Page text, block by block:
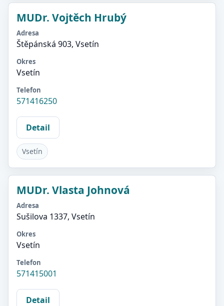
MUDr. Vojtěch Hrubý
Adresa
Štěpánská 903, Vsetín
Okres
Vsetín
Telefon
571416250
Detail
Vsetín
MUDr. Vlasta Johnová
Adresa
Sušilova 1337, Vsetín
Okres
Vsetín
Telefon
571415001
Detail